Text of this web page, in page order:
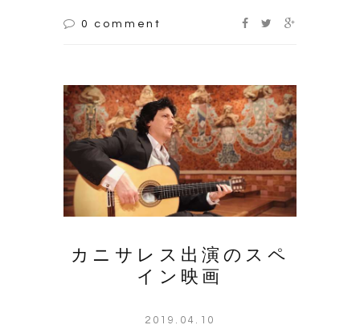
0 comment
カニサレス出演のスペ
イン映画
2019.04.10